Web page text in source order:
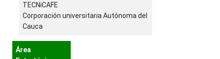
TECNiCAFE
Corporación universitaria Autónoma del
Cauca
Área